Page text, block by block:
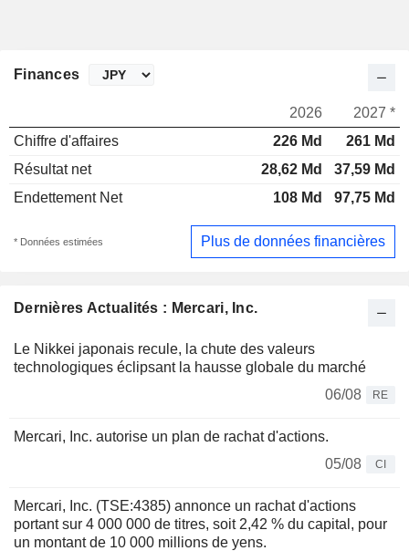
Dernières Actualités : Mercari, Inc.
Le Nikkei japonais recule, la chute des valeurs
technologiques éclipsant la hausse globale du marché
06/08
RE
Mercari, Inc. autorise un plan de rachat d'actions.
05/08
CI
Mercari, Inc. (TSE:4385) annonce un rachat d'actions
portant sur 4 000 000 de titres, soit 2,42 % du capital, pour
un montant de 10 000 millions de yens.
Finances
2026
2027 *
Chiffre d'affaires
226 Md
261 Md
Résultat net
28,62 Md
37,59 Md
Endettement Net
108 Md 97,75 Md
* Données estimées Plus de données financières